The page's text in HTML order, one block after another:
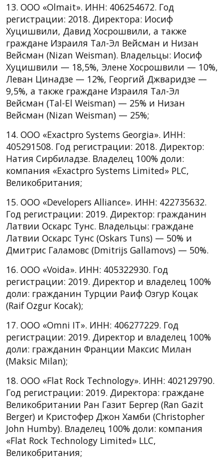
13. ООО «Olmait». ИНН: 406254672. Год
регистрации: 2018. Директора: Иосиф
Хуцишвили, Давид Хосрошвили, а также
граждане Израиля Тал-Эл Вейсман и Низан
Вейсман (Nizan Weisman). Владельцы: Иосиф
Хуцишвили — 18,5%, Элене Хосрошвили — 10%,
Леван Цинадзе — 12%, Георгий Джваридзе —
9,5%, а также граждане Израиля Тал-Эл
Вейсман (Tal-El Weisman) — 25% и Низан
Вейсман (Nizan Weisman) — 25%;
14. ООО «Exactpro Systems Georgia». ИНН:
405291508. Год регистрации: 2018. Директор:
Натия Сирбиладзе. Владелец 100% доли:
компания «Exactpro Systems Limited» PLC,
Великобритания;
15. ООО «Developers Alliance». ИНН: 422735632.
Год регистрации: 2019. Директор: гражданин
Латвии Оскарс Тунс. Владельцы: граждане
Латвии Оскарс Тунс (Oskars Tuns) — 50% и
Дмитрис Галамовс (Dmitrijs Gallamovs) — 50%.
16. ООО «Voida». ИНН: 405322930. Год
регистрации: 2019. Директор и владелец 100%
доли: гражданин Турции Раиф Озгур Коцак
(Raif Ozgur Kocak);
17. ООО «Omni IT». ИНН: 406277229. Год
регистрации: 2019. Директор и владелец 100%
доли: гражданин Франции Максис Милан
(Maksic Milan);
18. ООО «Flat Rock Technology». ИНН: 402129790.
Год регистрации: 2019. Директора: граждане
Великобритании Ран Газит Бергер (Ran Gazit
Berger) и Кристофер Джон Хамби (Christopher
John Humby). Владелец 100% доли: компания
«Flat Rock Technology Limited» LLC,
Великобритания;